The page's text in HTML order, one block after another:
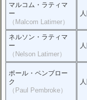
マルコム・ラティマ
ー
（Malcom Latimer）
ネルソン・ラティマ
ー
（Nelson Latimer）
ポール・ペンブロー
ク
（Paul Pembroke）